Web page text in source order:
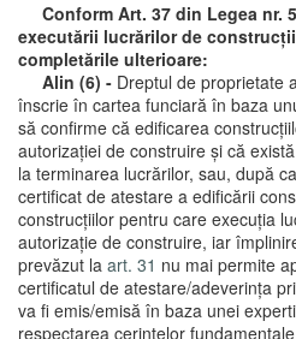
Conform Art. 37 din Legea nr.
executării lucrărilor de
completările ulterioare:
Alin (6) - Dreptul de proprietate
înscrie în cartea funciară în baza
să confirme că edificarea
autorizaţiei de construire şi că
la terminarea lucrărilor, sau, după
certificat de atestare a edificării
construcţiilor pentru care execuţia
autorizaţie de construire, iar
prevăzut la art. 31 nu mai permite
certificatul de atestare/adeverinţa
va fi emis/emisă în baza unei
respectarea cerinţelor